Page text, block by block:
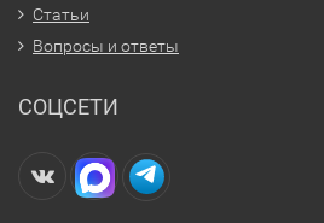
Статьи
Вопросы и ответы
СОЦСЕТИ